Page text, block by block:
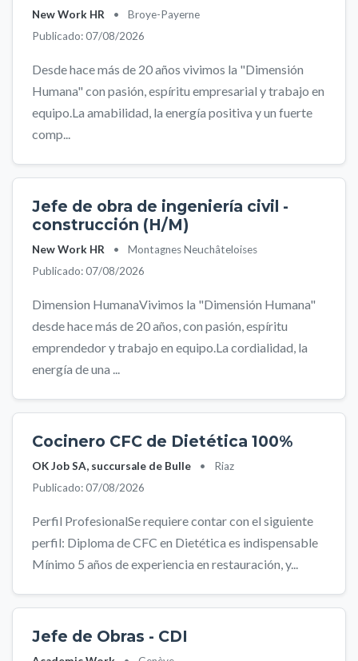
New Work HR •
Broye-Payerne
Publicado: 07/08/2026
Desde hace más de 20 años vivimos la "Dimensión
Humana" con pasión, espíritu empresarial y trabajo en
equipo.La amabilidad, la energía positiva y un fuerte
comp...
Jefe de obra de ingeniería civil -
construcción (H/M)
New Work HR •
Montagnes Neuchâteloises
Publicado: 07/08/2026
Dimension HumanaVivimos la "Dimensión Humana"
desde hace más de 20 años, con pasión, espíritu
emprendedor y trabajo en equipo.La cordialidad, la
energía de una ...
Cocinero CFC de Dietética 100%
OK Job SA, succursale de Bulle •
Riaz
Publicado: 07/08/2026
Perfil ProfesionalSe requiere contar con el siguiente
perfil: Diploma de CFC en Dietética es indispensable
Mínimo 5 años de experiencia en restauración, y...
Jefe de Obras - CDI